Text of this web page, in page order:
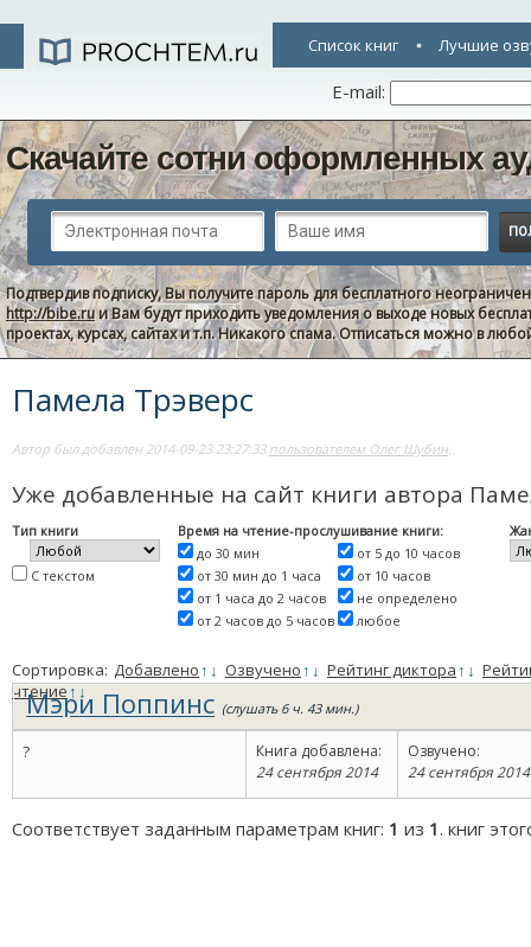
Список книг Лучшие
E-mail:
Скачайте сотни оформленных
Подтвердив подписку, Вы получите пароль для бесплатного
http://bibe.ruи Вам будут приходить уведомления о выходе новых
проектах, курсах, сайтах и т.п. Никакого спама. Отписаться можно в
Памела Трэверс
Автор был добавлен 2014-09-23 23:27:33 пользователем Олег Шубин..
Уже добавленные на сайт книги автора
Тип книги
С текстом
Время на чтение-прослушивание книги:
до 30 мин
от 30 мин до 1 часа
от 1 часа до 2 часов
от 2 часов до 5 часов
от 5 до 10 часов
от 10 часов
не определено
любое
Сортировка: Добавлено↑ ↓ Озвучено↑ ↓ Рейтинг диктора↑ ↓
чтение↑↓
Мэри Поппинс (слушать 6 ч. 43 мин.)
?
Книга добавлена:
24 сентября 2014
Озвучено:
24 сентября 2014
Соответствует заданным параметрам книг: 1 из 1. книг